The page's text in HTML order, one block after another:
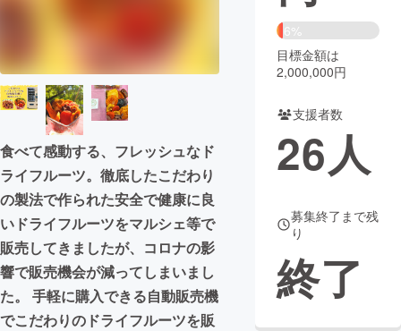
CAMPFIRE for Social Good
CAMPFIRE Creation
CAMPFIREふるさと納税
コミュニティ
食べて感動する、フレッシュなド
ライフルーツ。徹底したこだわり
の製法で作られた安全で健康に良
いドライフルーツをマルシェ等で
販売してきましたが、コロナの影
響で販売機会が減ってしまいまし
た。 手軽に購入できる自動販売機
でこだわりのドライフルーツを販
6%
目標金額は
2,000,000円
支援者数
26人
募集終了まで残
り
終了